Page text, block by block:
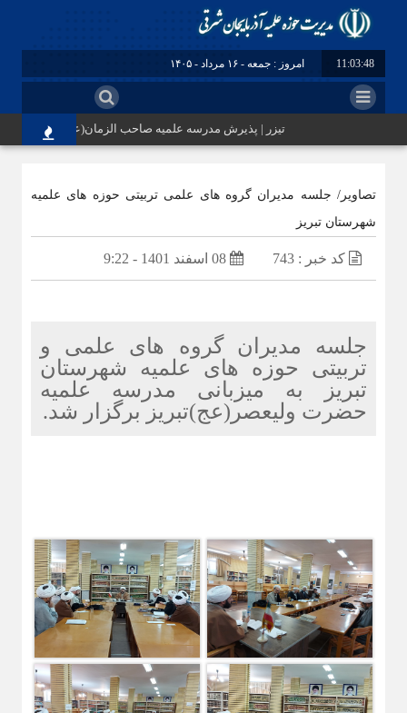
11:03:48 امروز : جمعه - ۱۶ مرداد - ۱۴۰۵
تیزر | پذیرش مدرسه علمیه صاحب الزمان(عج) مرند
تصاویر/ جلسه مدیران گروه های علمی تربیتی حوزه های علمیه
شهرستان تبریز
کد خبر : 743
جلسه مدیران گروه های علمی و
تربیتی حوزه های علمیه شهرستان
تبریز به میزبانی مدرسه علمیه
حضرت ولیعصر(عج)تبریز برگزار شد.